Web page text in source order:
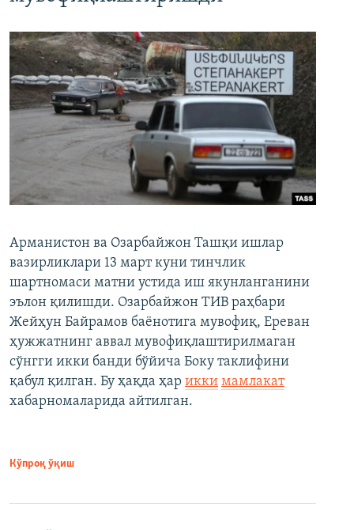
Арманистон ва Озарбайжон Ташқи ишлар
вазирликлари 13 март куни тинчлик
шартномаси матни устида иш якунланганини
эълон қилишди. Озарбайжон ТИВ раҳбари
Жейҳун Байрамов баёнотига мувофиқ, Ереван
ҳужжатнинг аввал мувофиқлаштирилмаган
сўнгги икки банди бўйича Боку таклифини
қабул қилган. Бу ҳақда ҳар икки мамлакат
хабарномаларида айтилган.
Кўпроқ ўқиш